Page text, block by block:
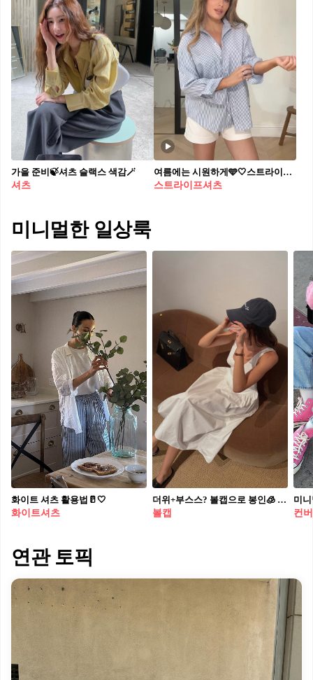
가을 준비🍃셔츠 슬랙스 색감🪄
셔츠
여름에는 시원하게🩵🤍스트라이프 화이트 조합
스트라이프셔츠
미니멀한 일상룩
화이트 셔츠 활용법🥛🤍​
화이트셔츠
더위+부스스? 볼캡으로 봉인🧊 36도 폭염 속, 그늘도 무드도 챙기고 싶다면 꼭 써야죠🌤️🧢
볼캡
미
컨
연관 토픽